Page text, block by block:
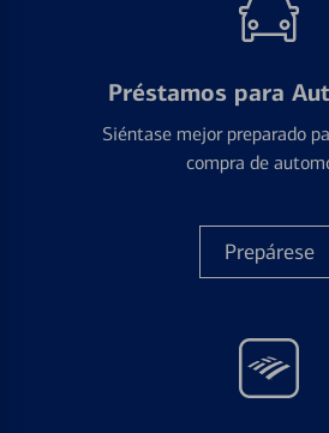
Préstamos para
Siéntase mejor preparado
compra de
Prepárese